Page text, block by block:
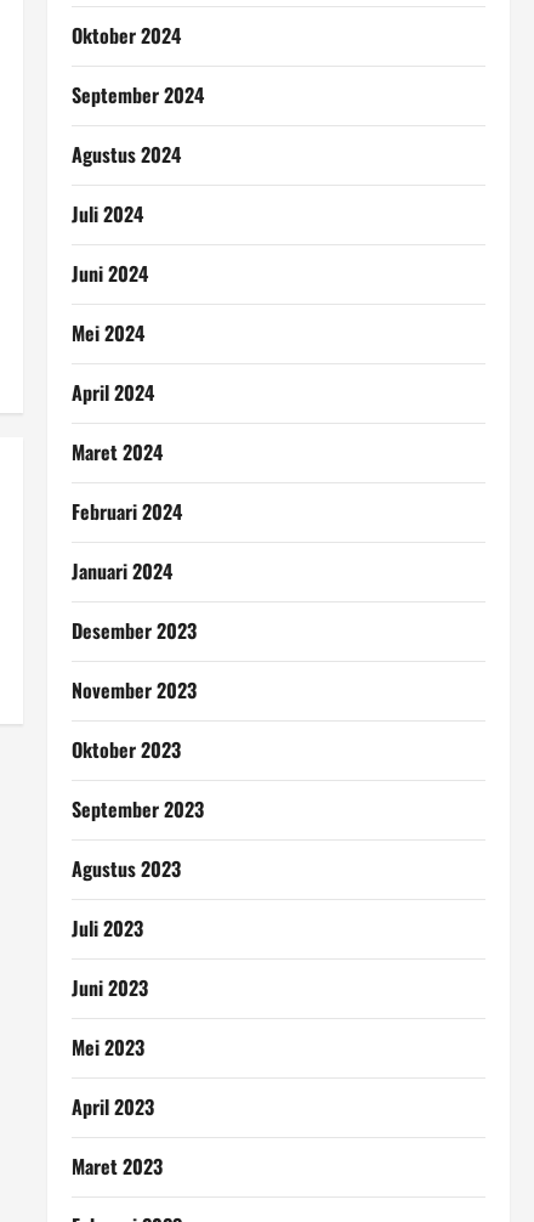
Oktober 2024
September 2024
Agustus 2024
Juli 2024
Juni 2024
Mei 2024
April 2024
Maret 2024
Februari 2024
Januari 2024
Desember 2023
November 2023
Oktober 2023
September 2023
Agustus 2023
Juli 2023
Juni 2023
Mei 2023
April 2023
Maret 2023